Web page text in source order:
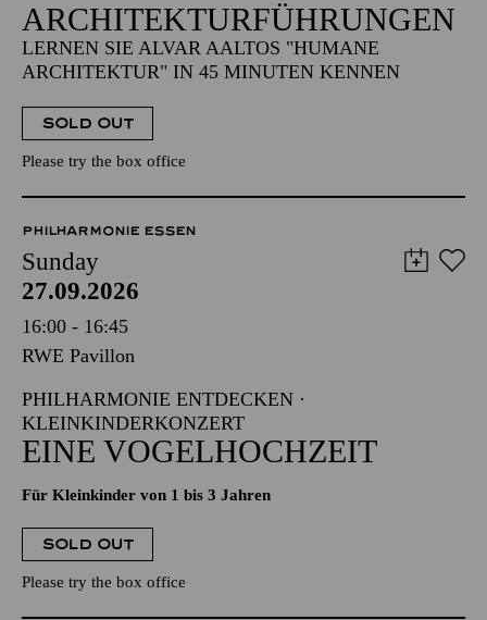
ARCHITEKTUR­FÜHRUNGEN
LERNEN SIE ALVAR AALTOS "HUMANE
ARCHITEKTUR" IN 45 MINUTEN KENNEN
SOLD OUT
Please try the box office
PHILHARMONIE ESSEN
Sunday
27.09.2026
16:00 - 16:45
RWE Pavillon
PHILHARMONIE ENTDECKEN ·
KLEINKINDERKONZERT
EINE VOGELHOCHZEIT
Für Kleinkinder von 1 bis 3 Jahren
SOLD OUT
Please try the box office